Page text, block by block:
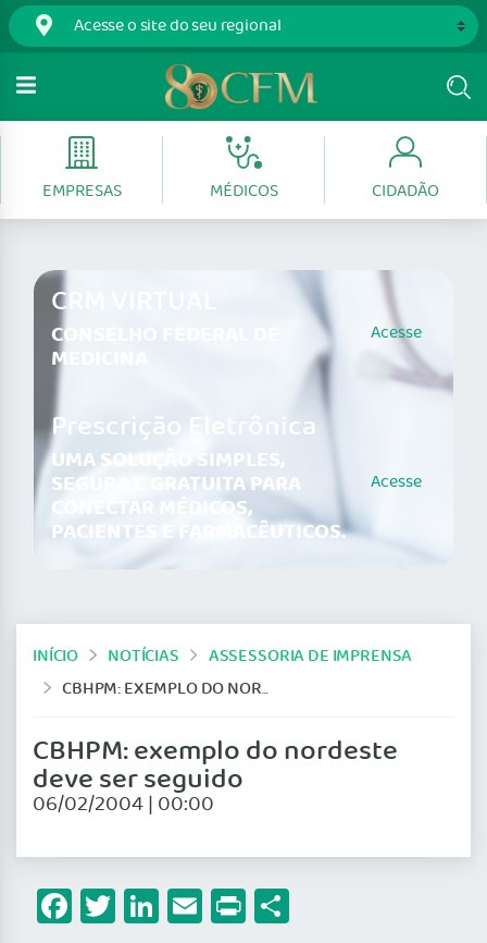
EMPRESAS MÉDICOS CIDADÃO
CRM VIRTUAL
CONSELHO FEDERAL DE
MEDICINA
Acesse
Prescrição Eletrônica
UMA SOLUÇÃO SIMPLES,
SEGURA E GRATUITA PARA
CONECTAR MÉDICOS,
PACIENTES E FARMACÊUTICOS.
Acesse
INÍCIO NOTÍCIAS
ASSESSORIA DE IMPRENSA
CBHPM: EXEMPLO DO NORDESTE DEVE SER SEGUIDO
CBHPM: exemplo do nordeste
deve ser seguido
06/02/2004 | 00:00
Facebook
Twitter
LinkedIn
Email
Print